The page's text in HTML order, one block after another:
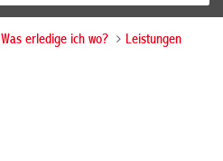
Was erledige ich wo? Leistungen